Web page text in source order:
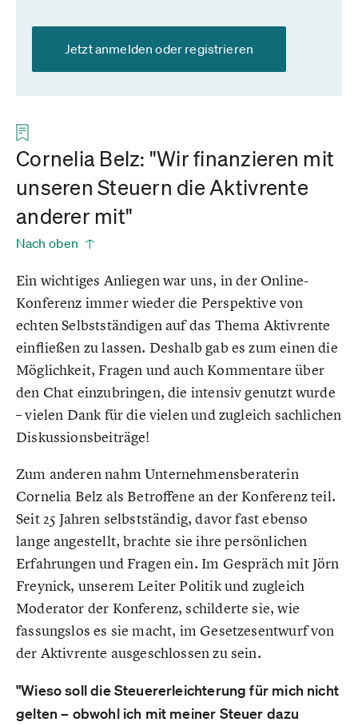
Jetzt anmelden oder registrieren
Cornelia Belz: "Wir finanzieren mit
unseren Steuern die Aktivrente
anderer mit"
Nach oben
Ein wichtiges Anliegen war uns, in der Online-
Konferenz immer wieder die Perspektive von
echten Selbstständigen auf das Thema Aktivrente
einfließen zu lassen. Deshalb gab es zum einen die
Möglichkeit, Fragen und auch Kommentare über
den Chat einzubringen, die intensiv genutzt wurde
– vielen Dank für die vielen und zugleich sachlichen
Diskussionsbeiträge!
Zum anderen nahm Unternehmensberaterin
Cornelia Belz als Betroffene an der Konferenz teil.
Seit 25 Jahren selbstständig, davor fast ebenso
lange angestellt, brachte sie ihre persönlichen
Erfahrungen und Fragen ein. Im Gespräch mit Jörn
Freynick, unserem Leiter Politik und zugleich
Moderator der Konferenz, schilderte sie, wie
fassungslos es sie macht, im Gesetzesentwurf von
der Aktivrente ausgeschlossen zu sein.
"Wieso soll die Steuererleichterung für mich nicht
gelten – obwohl ich mit meiner Steuer dazu